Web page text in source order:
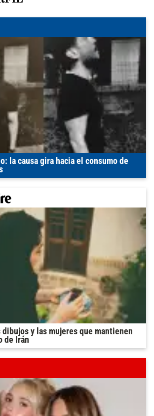
la causa gira hacia el consumo de
dibujos y las mujeres que mantienen
de Irán